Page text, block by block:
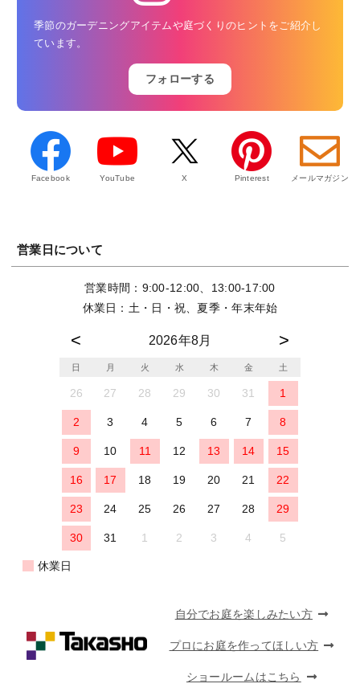
季節のガーデニングアイテムや庭づくりのヒントをご紹介し
ています。
フォローする
Facebook YouTube X Pinterest メールマガジン
営業日について
営業時間：9:00-12:00、13:00-17:00
休業日：土・日・祝、夏季・年末年始
2026年8月
日 月 火 水 木 金 土
26 27 28 29 30 31 1
2 3 4 5 6 7 8
9 10 11 12 13 14 15
16 17 18 19 20 21 22
23 24 25 26 27 28 29
30 31 1 2 3 4 5
休業日
自分でお庭を楽しみたい方
プロにお庭を作ってほしい方
ショールームはこちら